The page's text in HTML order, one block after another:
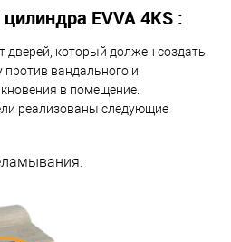
EVVA 4KS :
который должен создать
вандального и
в помещение.
реализованы следующие